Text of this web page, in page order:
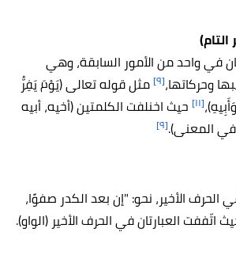
في واحد من الأمور السابقة، وهي
وحركاتها،[٩] مثل قوله تعالى(يَوْمَ يَفِرُّ
[١١]
حيث اخنلفت الكلمتين (أخيه، أبيه
المعنى).[٩]
الحرف الأخير، نحو: "إن بعد الكدر صفوًا،
اتّففت العبارتان في الحرف الأخير (الواو).